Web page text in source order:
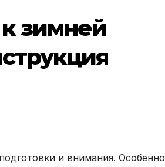
к зимней
и внимания. Особенно